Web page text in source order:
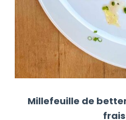
Millefeuille de
frais